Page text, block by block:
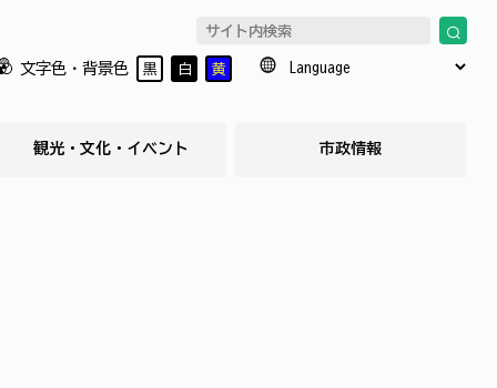
文字色・背景色 黒 白 黄
観光・文化・イベント 市政情報